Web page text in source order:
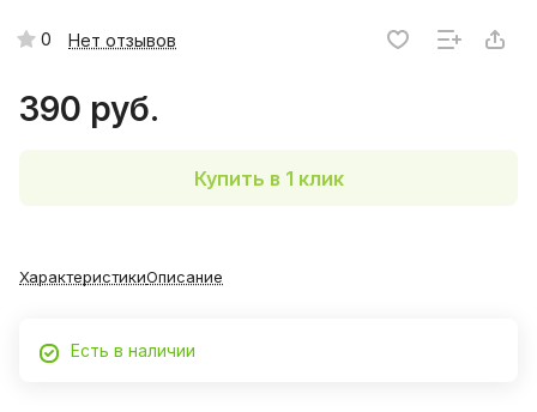
0 Нет отзывов
390 руб.
Купить в 1 клик
ХарактеристикиОписание
Есть в наличии